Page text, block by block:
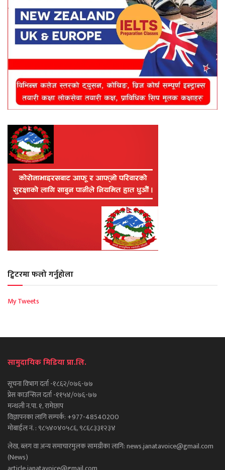
ट्विटरमा फलो गर्नुहोला
My Tweets
सामुदायिक मिडिया प्रा.लि.
सूचना विभाग दर्ता -१८६२/०७६-७७
प्रेस काउन्सिल दर्ता -११५४/०७६-७७
मन्थली न.पा. १, रामेछाप
विज्ञापनका लागि सम्पर्क: +977-48540200
मोबाईल नं. : ९८५४०४०५८६, ९८६८३३१२३४
लेख, ब्लग वा अन्य समाचारमुलक सामग्रीका लागि: news.janatavoice@gmail.com
(News)